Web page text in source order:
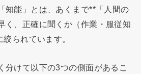
知能」とは、あくまで**「人間の
く、正確に聞くか（作業・服従知
られています。
分けて以下の3つの側面があるこ